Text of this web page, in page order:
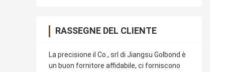
RASSEGNE DEL CLIENTE
La precisione il Co., srl di Jiangsu Golbond è
un buon fornitore affidabile, ci forniscono